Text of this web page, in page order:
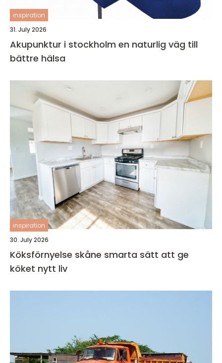
inspiration
31. July 2026
Akupunktur i stockholm en naturlig väg till
bättre hälsa
inspiration
30. July 2026
Köksförnyelse skåne smarta sätt att ge
köket nytt liv